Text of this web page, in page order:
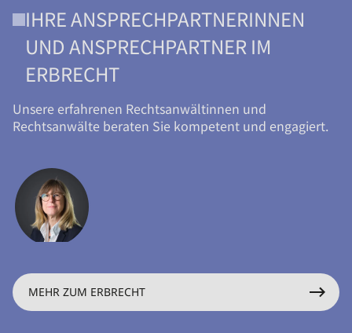
IHRE ANSPRECHPARTNERINNEN
UND ANSPRECHPARTNER IM
ERBRECHT
Unsere erfahrenen Rechtsanwältinnen und
Rechtsanwälte beraten Sie kompetent und engagiert.
MEHR ZUM ERBRECHT